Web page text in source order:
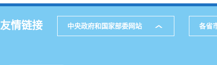
友情链接 中央政府和国家部委网站 各省